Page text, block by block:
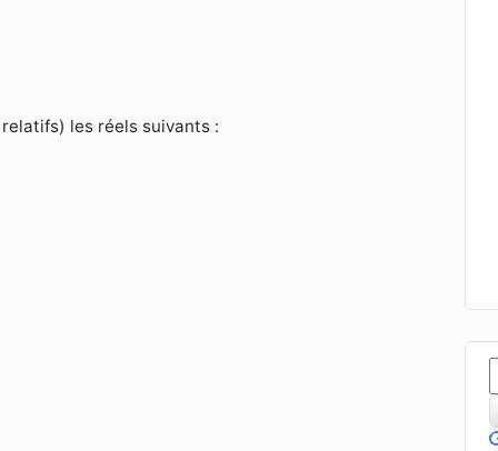
les réels suivants :